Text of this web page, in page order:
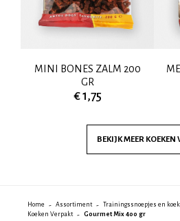
MINI BONES ZALM 200
GR
€ 1,75
BEKIJK MEER KOEKEN
Home Assortiment
Trainingssnoepjes en
Koeken Verpakt
Gourmet Mix 400 gr